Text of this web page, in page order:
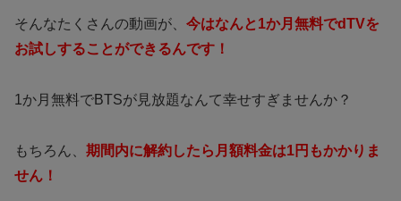
そんなたくさんの動画が、 今はなんと1か月無料でdTVを
お試しすることができるんです！
1か月無料でBTSが見放題なんて幸せすぎませんか？
もちろん、 期間内に解約したら月額料金は1円もかかりま
せん！